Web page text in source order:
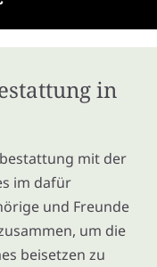
in
mit der
im dafür
und Freunde
um die
beisetzen zu